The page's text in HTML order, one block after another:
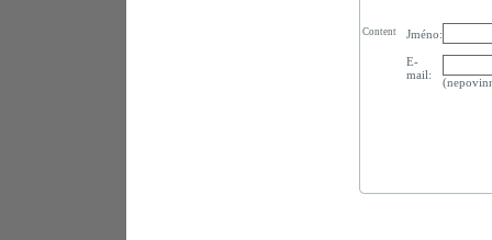
Jméno:
E-
mail:
Content